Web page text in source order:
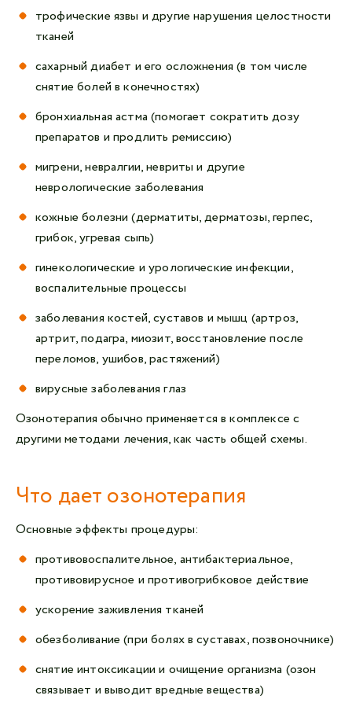
трофические язвы и другие нарушения целостности
тканей
сахарный диабет и его осложнения (в том числе
снятие болей в конечностях)
бронхиальная астма (помогает сократить дозу
препаратов и продлить ремиссию)
мигрени, невралгии, невриты и другие
неврологические заболевания
кожные болезни (дерматиты, дерматозы, герпес,
грибок, угревая сыпь)
гинекологические и урологические инфекции,
воспалительные процессы
заболевания костей, суставов и мышц (артроз,
артрит, подагра, миозит, восстановление после
переломов, ушибов, растяжений)
вирусные заболевания глаз
Озонотерапия обычно применяется в комплексе с
другими методами лечения, как часть общей схемы.
Что дает озонотерапия
Основные эффекты процедуры:
противовоспалительное, антибактериальное,
противовирусное и противогрибковое действие
ускорение заживления тканей
обезболивание (при болях в суставах, позвоночнике)
снятие интоксикации и очищение организма (озон
связывает и выводит вредные вещества)